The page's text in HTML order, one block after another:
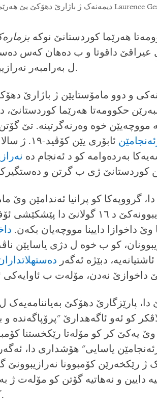
دیمەنەک ژ باژارێ دهۆکێ یێ © 2017
هه‌رێما کوردستانێ نوکه‌
ل عیراقێ داقوتا و ب ده‌هان که‌س
ل بەرامبەر نه‌رازیبوونه‌کا‌ پلانکری بگریت.
و دوو مامۆستایێن ژ باژارێ
حکوومەتا هه‌رێما کوردستانێ،
مووچه‌یێن خوه‌ وه‌رنه‌گرتینه‌. تێ گۆتن
به‌رده‌وامه‌ کو د ئه‌نجام ده‌
دا، گرووپه‌کا‌ کو پرانیا ئه‌ندامێن وێ
رێکخستنا نه‌رازیبوونه‌کێ د ۱٦
داخوازا دایینا مووچه‌یان بکه‌ن.
کو ب خوه‌ ل دژی یاسایێن
دبێژه‌ ئه‌گه‌ر
دا، پارێزگارێ دهۆکێ
کو ئه‌و ئاگه‌هدارێ "پرۆپاگه‌نده‌ و
یه‌کێ کر كو مۆله‌تا رێکخستنا
یاسایی" هۆشداری دا،
ژ رێکخه‌رێن کۆمبوونا نه‌رازیبوونێ
دایین و نه‌هاتیه‌ گۆتن کو مۆلەت ژ
کۆڤید-۱۹ نه‌هاتیه‌ دایین.